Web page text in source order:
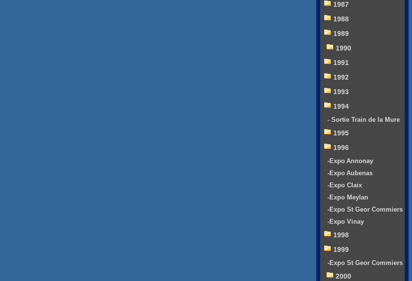
1987
1988
1989
1990
1991
1992
1993
1994
- Sortie Train de la Mure
1995
1996
-Expo Annonay
-Expo Aubenas
-Expo Claix
-Expo Meylan
-Expo St Geor Commiers
-Expo Vinay
1998
1999
-Expo St Geor Commiers
2000